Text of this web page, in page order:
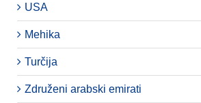
USA
Mehika
Turčija
Združeni arabski emirati